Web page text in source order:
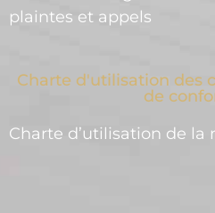
plaintes et appels
Charte d'utilisation des
de
Charte d’utilisation de la